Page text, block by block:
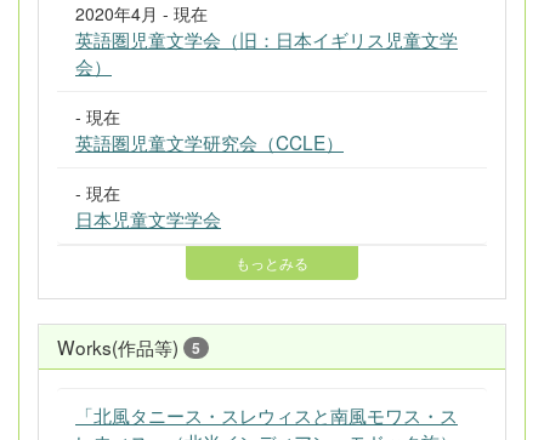
2020年4月 - 現在
英語圏児童文学会（旧：日本イギリス児童文学
会）
- 現在
英語圏児童文学研究会（CCLE）
- 現在
日本児童文学学会
もっとみる
Works(作品等) 5
「北風タニース・スレウィスと南風モワス・ス